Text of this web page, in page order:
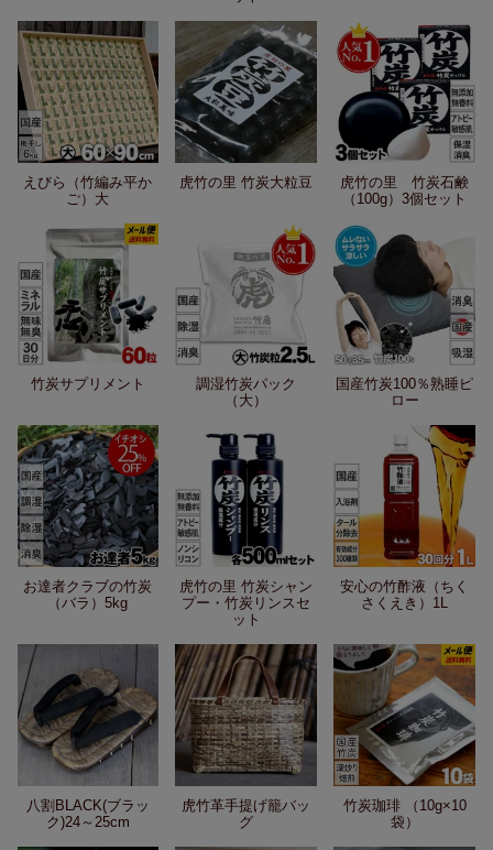
えびら（竹編み平か
ご）大
虎竹の里 竹炭大粒豆
虎竹の里 竹炭石鹸
（100g）3個セット
竹炭サプリメント
調湿竹炭パック
（大）
国産竹炭100％熟睡ピ
ロー
お達者クラブの竹炭
（バラ）5kg
虎竹の里 竹炭シャン
プー・竹炭リンスセ
ット
安心の竹酢液（ちく
さくえき）1L
八割BLACK(ブラッ
ク)24～25cm
虎竹革手提げ籠バッ
グ
竹炭珈琲 （10g×10
袋）